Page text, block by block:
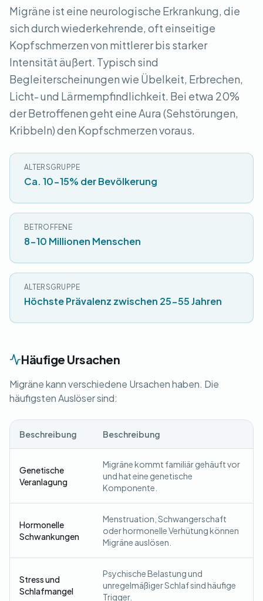
Migräne ist eine neurologische Erkrankung, die
sich durch wiederkehrende, oft einseitige
Kopfschmerzen von mittlerer bis starker
Intensität äußert. Typisch sind
Begleiterscheinungen wie Übelkeit, Erbrechen,
Licht- und Lärmempfindlichkeit. Bei etwa 20%
der Betroffenen geht eine Aura (Sehstörungen,
Kribbeln) den Kopfschmerzen voraus.
ALTERSGRUPPE
Ca. 10-15% der Bevölkerung
BETROFFENE
8-10 Millionen Menschen
ALTERSGRUPPE
Höchste Prävalenz zwischen 25-55 Jahren
Häufige Ursachen
Migräne kann verschiedene Ursachen haben. Die
häufigsten Auslöser sind:
Beschreibung Beschreibung
Genetische
Veranlagung
Migräne kommt familiär gehäuft vor
und hat eine genetische
Komponente.
Hormonelle
Schwankungen
Menstruation, Schwangerschaft
oder hormonelle Verhütung können
Migräne auslösen.
Stress und
Schlafmangel
Psychische Belastung und
unregelmäßiger Schlaf sind häufige
Trigger.